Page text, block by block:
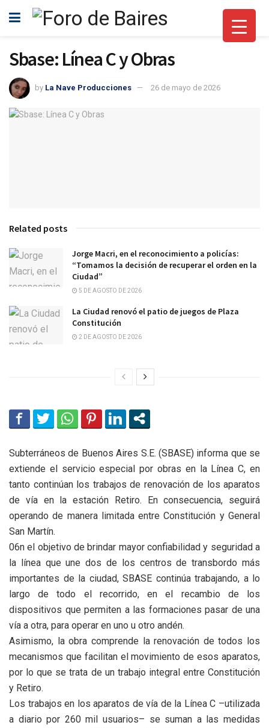
Sbase: Línea C y Obras
by La Nave Producciones 26 de mayo de 2026
Related posts
Jorge Macri, en el reconocimiento a policías:
“Tomamos la decisión de recuperar el orden en la
Ciudad”
5 DE AGOSTO DE 2026
La Ciudad renovó el patio de juegos de Plaza
Constitución
2 DE AGOSTO DE 2026
Subterráneos de Buenos Aires S.E. (SBASE) informa que se
extiende el servicio especial por obras en la Línea C, en
tanto continúan los trabajos de renovación de los aparatos
de vía en la estación Retiro. En consecuencia, seguirá
operando de manera limitada entre Constitución y General
San Martín.
06n el objetivo de brindar mayor confiabilidad y seguridad a
la línea que une dos de los centros de transbordo más
importantes de la ciudad, SBASE continúa trabajando, a lo
largo de todo el recorrido, en el recambio de los
dispositivos que permiten a las formaciones pasar de una
vía a otra, para operar en uno u otro andén.
Asimismo, la obra comprende la renovación de todos los
mecanismos que facilitan el movimiento de esos aparatos,
por lo que se trata de un trabajo integral entre Constitución
y Retiro.
Los trabajos en los aparatos de vía de la Línea C –utilizada
a diario por 260 mil usuarios– se suman a las medidas